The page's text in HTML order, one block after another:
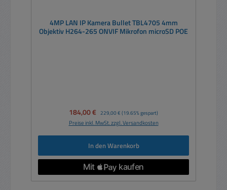
4MP LAN IP Kamera Bullet TBL4705 4mm
Objektiv H264-265 ONVIF Mikrofon microSD POE
Verkaufspreis:
184,00 € Regulärer Preis:
229,00 € (19.65% gespart)
Preise inkl. MwSt. zzgl. Versandkosten
In den Warenkorb